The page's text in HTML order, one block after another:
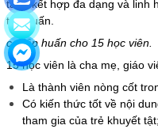
tâm, kết hợp đa dạng và linh
tập huấn.
c. Tập huấn cho 15 học viên.
15 học viên là cha mẹ, giáo
Là thành viên nòng cốt
Có kiến thức tốt về nội
tham gia của trẻ khuyết tật;